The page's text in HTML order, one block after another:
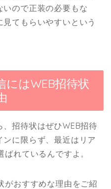
ので正装の必要もな
てもらいやすいという
にはWEB招待状
招待状はぜひWEB招待
に限らず、最近はリア
れているんですよ。
がおすすめな理由をご紹